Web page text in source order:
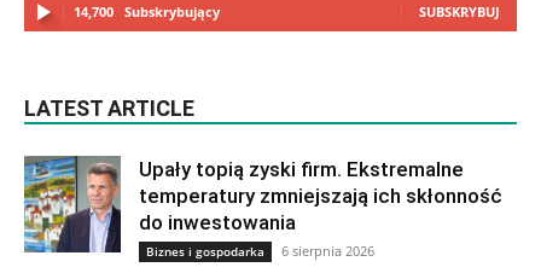
14,700 Subskrybujący SUBSKRYBUJ
LATEST ARTICLE
Upały topią zyski firm. Ekstremalne
temperatury zmniejszają ich skłonność
do inwestowania
Biznes i gospodarka 6 sierpnia 2026